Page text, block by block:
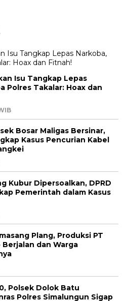
Isu Tangkap Lepas
Polres Takalar: Hoax dan
Bosar Maligas Bersinar,
Kasus Pencurian Kabel
Kubur Dipersoalkan, DPRD
Pemerintah dalam Kasus
Plang, Produksi PT
dan Warga
Polsek Dolok Batu
Polres Simalungun Sigap